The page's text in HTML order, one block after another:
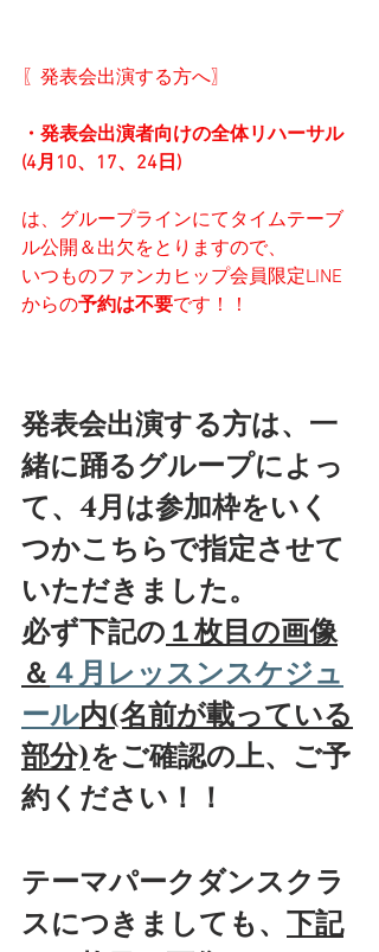
〖発表会出演する方へ〗
・発表会出演者向けの全体リハーサル
(4月10、17、24日)
は、グループラインにてタイムテーブ
ル公開＆出欠をとりますので、
いつものファンカヒップ会員限定LINE
からの予約は不要です！！
発表会出演する方は、一
緒に踊るグループによっ
て、4月は参加枠をいく
つかこちらで指定させて
いただきました。
必ず下記の １枚目の画像
＆ ４月レッスンスケジュ
ール内(名前が載っている
部分)をご確認の上、ご予
約ください！！
テーマパークダンスクラ
スにつきましても、 下記